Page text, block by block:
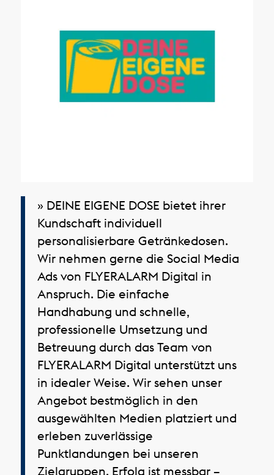
» DEINE EIGENE DOSE bietet ihrer
Kundschaft individuell
personalisierbare Getränkedosen.
Wir nehmen gerne die Social Media
Ads von FLYERALARM Digital in
Anspruch. Die einfache
Handhabung und schnelle,
professionelle Umsetzung und
Betreuung durch das Team von
FLYERALARM Digital unterstützt uns
in idealer Weise. Wir sehen unser
Angebot bestmöglich in den
ausgewählten Medien platziert und
erleben zuverlässige
Punktlandungen bei unseren
Zielgruppen. Erfolg ist messbar –